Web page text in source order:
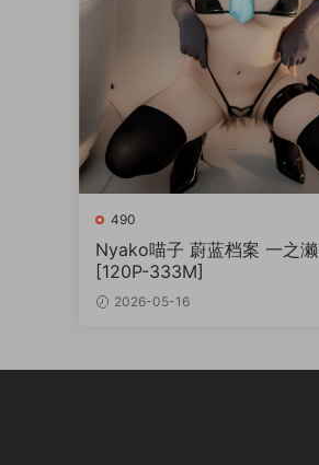
490
Nyako喵子 蔚蓝档案 一之
[120P-333M]
2026-05-16